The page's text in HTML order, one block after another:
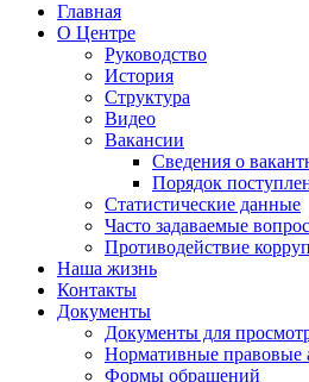
Главная
О Центре
Руководство
История
Структура
Видео
Вакансии
Сведения о
Порядок
Статистические данные
Часто задаваемые
Противодействие
Наша жизнь
Контакты
Документы
Документы для
Нормативные правовые
Формы обращений